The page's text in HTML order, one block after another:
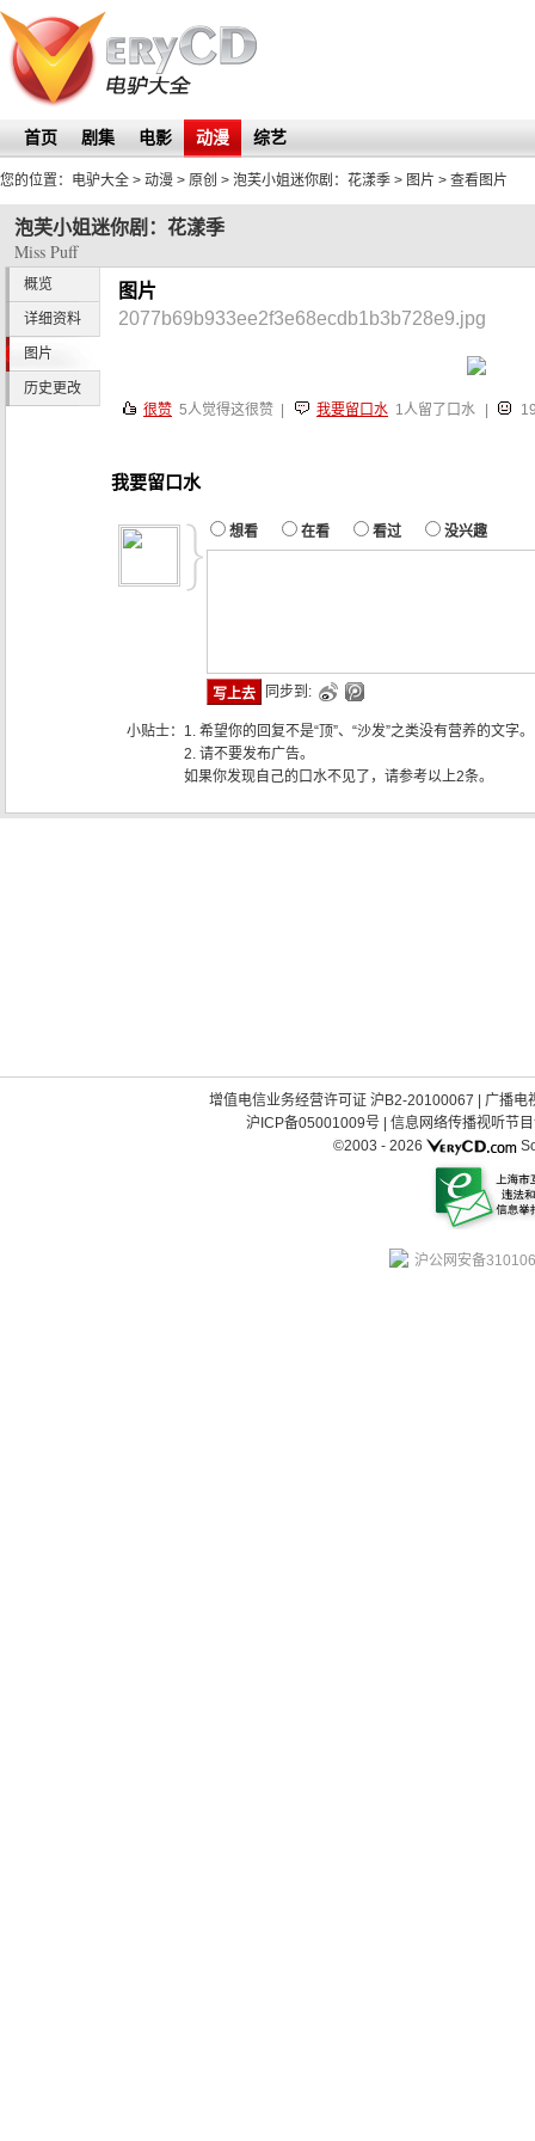
首页 剧集 电影 动漫 综艺
您的位置： 电驴大全 > 动漫 > 原创 > 泡芙小姐迷你剧：花漾季 > 图片 > 查看图片
泡芙小姐迷你剧：花漾季
Miss Puff
概览
详细资料
图片
历史更改
图片
2077b69b933ee2f3e68ecdb1b3b728e9.jpg
很赞 5人觉得这很赞 | 我要留口水 1人留了口水
我要留口水
想看 在看 看过 没兴趣
同步到:
小贴士： 1. 希望你的回复不是“顶”、“沙发”之类没有营养的文字。
2. 请不要发布广告。
如果你发现自己的口水不见了，请参考以上2条。
增值电信业务经营许可证 沪B2-20100067
广播电
沪ICP备05001009号| 信息网络传播视听节
©2003 - 2026
沪公网安备